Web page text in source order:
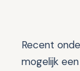
Recent
mogelijk